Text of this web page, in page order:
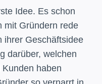
Idee. Es schon
mit Gründern rede
ihrer Geschäftsidee
darüber, welchen
haben